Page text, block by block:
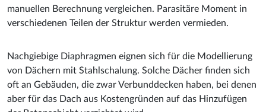
manuellen Berechnung vergleichen. Parasitäre Moment in
verschiedenen Teilen der Struktur werden vermieden.
Nachgiebige Diaphragmen eignen sich für die Modellierung
von Dächern mit Stahlschalung. Solche Dächer finden sich
oft an Gebäuden, die zwar Verbunddecken haben, bei denen
aber für das Dach aus Kostengründen auf das Hinzufügen